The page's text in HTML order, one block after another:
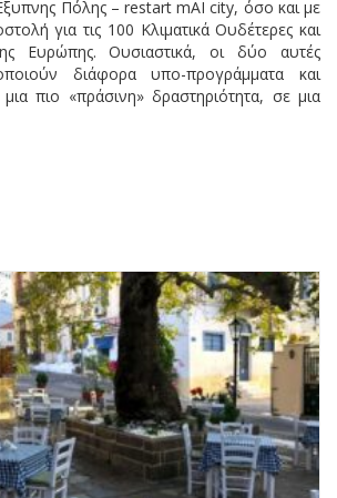
Πόλης – restart mAI city, όσο και με
για τις 100 Κλιματικά Ουδέτερες και
Ευρώπης. Ουσιαστικά, οι δύο αυτές
διάφορα υπο-προγράμματα και
πιο «πράσινη» δραστηριότητα, σε μια